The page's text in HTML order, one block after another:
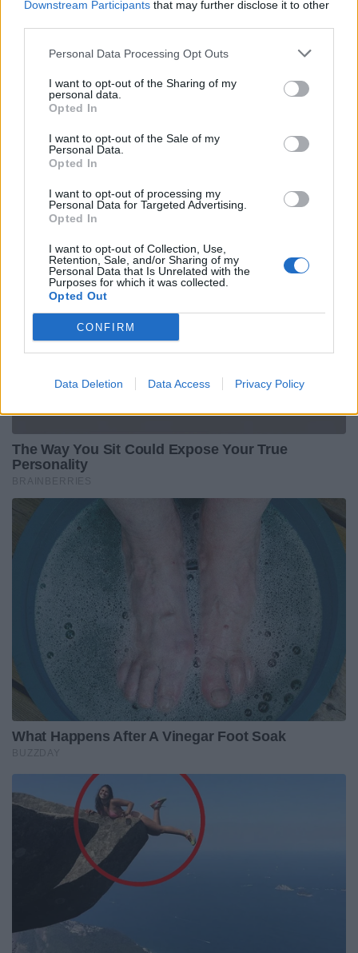
Downstream Participants that may further disclose it to other
Personal Data Processing Opt Outs
I want to opt-out of the Sharing of my
personal data.
Opted In
I want to opt-out of the Sale of my
Personal Data.
Opted In
I want to opt-out of processing my
Personal Data for Targeted Advertising.
Opted In
I want to opt-out of Collection, Use,
Retention, Sale, and/or Sharing of my
Personal Data that Is Unrelated with the
Purposes for which it was collected.
Opted Out
CONFIRM
Data Deletion Data Access Privacy Policy